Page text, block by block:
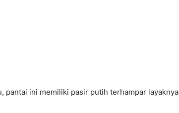
pantai ini memiliki pasir putih terhampar layaknya